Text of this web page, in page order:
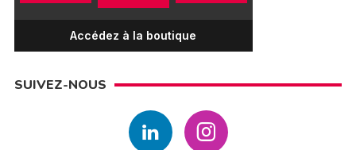
Accédez à la boutique
SUIVEZ-NOUS